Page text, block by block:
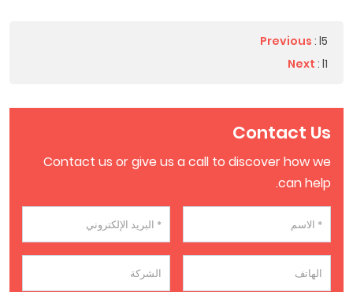
Previous : l5
Next : l1
Contact Us
Contact us or give us a call to discover how we
can help.